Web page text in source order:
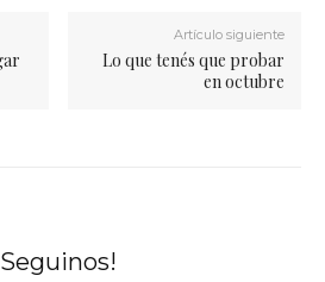
Artículo siguiente
Lo que tenés que probar
en octubre
Seguinos!